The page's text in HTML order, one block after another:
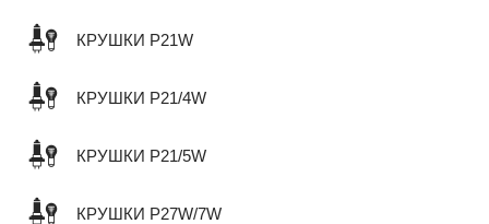
КРУШКИ P21W
КРУШКИ P21/4W
КРУШКИ P21/5W
КРУШКИ P27W/7W